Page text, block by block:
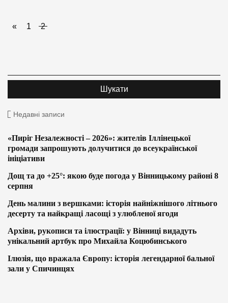
« 1 2
Недавні записи
«Пиріг Незалежності – 2026»: жителів Іллінецької
громади запрошують долучитися до всеукраїнської
ініціативи
Дощ та до +25°: якою буде погода у Вінницькому районі 8
серпня
День малини з вершками: історія найніжнішого літнього
десерту та найкращі ласощі з улюбленої ягоди
Архіви, рукописи та ілюстрації: у Вінниці видадуть
унікальний артбук про Михайла Коцюбинського
Ілюзія, що вражала Європу: історія легендарної бальної
зали у Спичинцях